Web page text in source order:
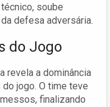
soube
defesa adversária.
do Jogo
revela a dominância
jogo. O time teve
finalizando